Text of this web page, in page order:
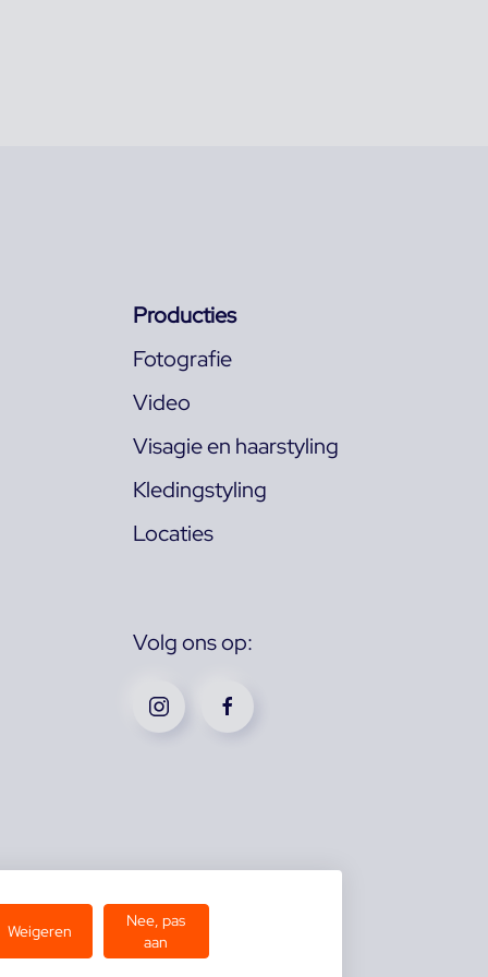
Producties
Fotografie
Video
Visagie en haarstyling
Kledingstyling
Locaties
Volg ons op:
Weigeren
Nee, pas
aan